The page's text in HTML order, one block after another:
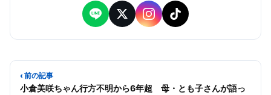
‹ 前の記事
小倉美咲ちゃん行方不明から6年超 母・とも子さんが語っ